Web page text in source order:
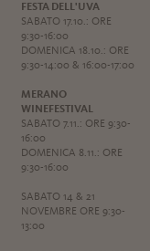
FESTA DELL'UVA
SABATO 17.10.: ORE
9:30-16:00
DOMENICA 18.10.: ORE
9:30-14:00 & 16:00-17:00
MERANO
WINEFESTIVAL
SABATO 7.11.: ORE 9:30-
16:00
DOMENICA 8.11.: ORE
9:30-16:00
SABATO 14 & 21
NOVEMBRE ORE 9:30-
13:00